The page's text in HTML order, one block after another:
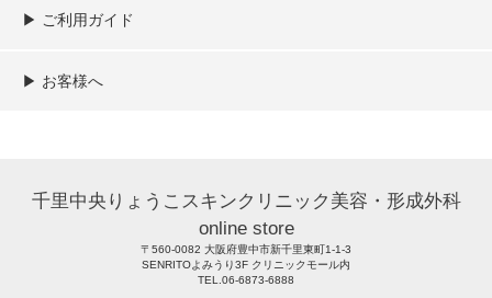
▶︎ ご利用ガイド
ご利用ガイド
決済／配送／送料について
取り扱い商品一覧
顧客情報の取扱について
特定商取引法の表記
▶︎ お客様へ
千里中央りょうこスキンクリニック美容・形成外科
online store
〒560-0082 大阪府豊中市新千里東町1-1-3
SENRITOよみうり3F クリニックモール内
TEL.06-6873-6888